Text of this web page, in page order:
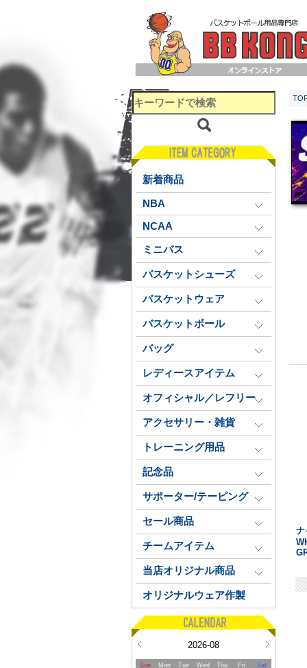
新着商品
NBA
NCAA
ミニバス
バスケットシューズ
バスケットウェア
バスケットボール
バッグ
レディースアイテム
オフィシャル／レフリー
アクセサリー・雑貨
トレーニング用品
記念品
サポーター/テーピング
セール商品
チームアイテム
当店オリジナル商品
オリジナルウェア作製
2026-08
Sun Mon Tue Wed Thu Fri Sat
ナ